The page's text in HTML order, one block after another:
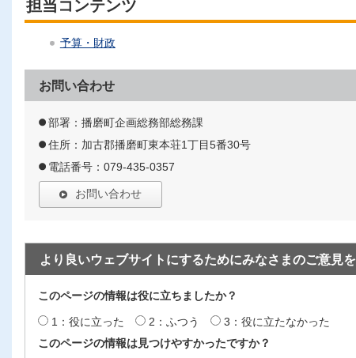
担当コンテンツ
予算・財政
お問い合わせ
部署：播磨町企画総務部総務課
住所：加古郡播磨町東本荘1丁目5番30号
電話番号：079-435-0357
お問い合わせ
より良いウェブサイトにするためにみなさまのご意見
このページの情報は役に立ちましたか？
1：役に立った 2：ふつう
3：役に立たなかった
このページの情報は見つけやすかったですか？